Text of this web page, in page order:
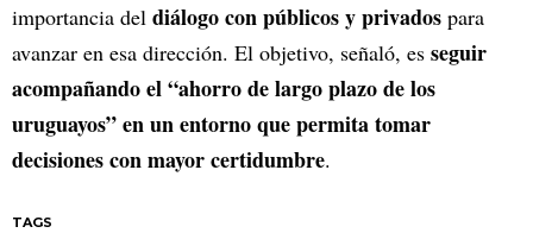
importancia del diálogo con públicos y privados para
avanzar en esa dirección. El objetivo, señaló, es seguir
acompañando el “ahorro de largo plazo de los
uruguayos” en un entorno que permita tomar
decisiones con mayor certidumbre.
TAGS